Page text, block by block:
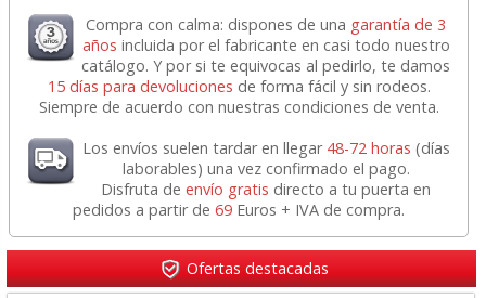
Compra con calma: dispones de una garantía de 3
años incluida por el fabricante en casi todo nuestro
catálogo. Y por si te equivocas al pedirlo, te damos
15 días para devoluciones de forma fácil y sin rodeos.
Siempre de acuerdo con nuestras condiciones de venta.
Los envíos suelen tardar en llegar 48-72 horas (días
laborables) una vez confirmado el pago.
Disfruta deenvío gratis directo a tu puerta en
pedidos a partir de69 Euros + IVA de compra.
Ofertas destacadas